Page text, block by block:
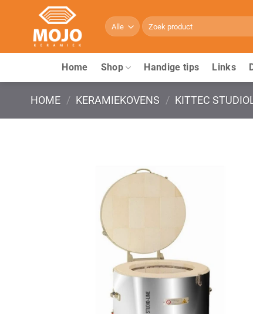
Zoeken
naar:
Home Shop Handige tips Links
HOME / KERAMIEKOVENS / KITTEC